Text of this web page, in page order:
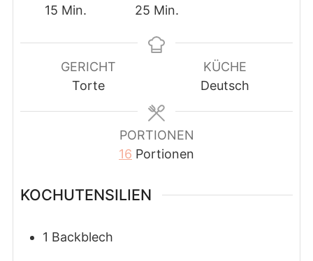
15Minuten
Min.
25Minuten
Min.
GERICHT
Torte
KÜCHE
Deutsch
PORTIONEN
16 Portionen
KOCHUTENSILIEN
1 Backblech